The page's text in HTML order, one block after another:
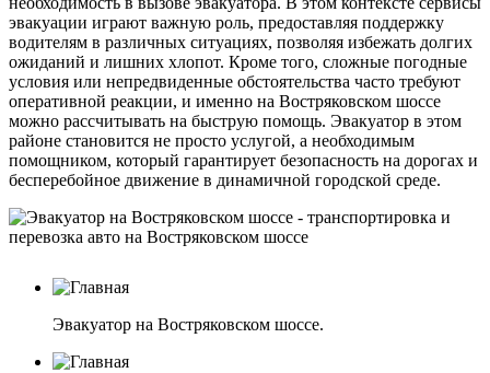
эвакуации играют важную роль, предоставляя поддержку
водителям в различных ситуациях, позволяя избежать долгих
ожиданий и лишних хлопот. Кроме того, сложные погодные
условия или непредвиденные обстоятельства часто требуют
оперативной реакции, и именно на Востряковском шоссе
можно рассчитывать на быструю помощь. Эвакуатор в этом
районе становится не просто услугой, а необходимым
помощником, который гарантирует безопасность на дорогах и
бесперебойное движение в динамичной городской среде.
Эвакуатор на Востряковском шоссе.